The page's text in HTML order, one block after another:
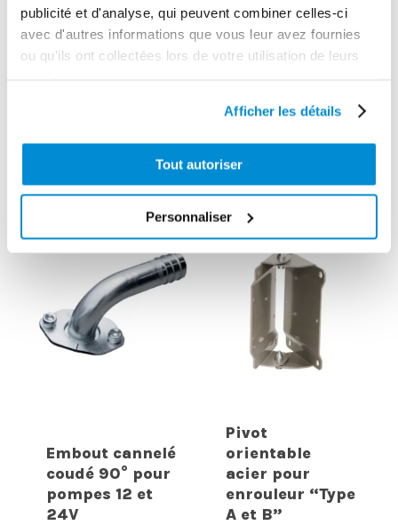
publicité et d'analyse, qui peuvent combiner celles-ci
avec d'autres informations que vous leur avez fournies
ou qu'ils ont collectées lors de votre utilisation de leurs
Afficher les détails
Tout autoriser
Personnaliser
90° pour
24V
Embout cannelé
coudé 90° pour
pompes 12 et
24V
Pivot
orientable
acier pour
enrouleur “Type
A et B”